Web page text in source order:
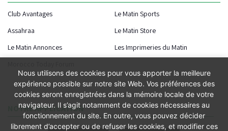
Club Avantages
Le Matin Sports
Assahraa
Le Matin Store
Le Matin Annonces
Les Imprimeries du Matin
NOTRE APPLICATION
Nous utilisons des cookies pour vous apporter la meilleure
expérience possible sur notre site Web. Vos préférences des
cookies seront enregistrées dans la mémoire locale de votre
navigateur. Il s’agit notamment de cookies nécessaires au
fonctionnement du site. En outre, vous pouvez décider
librement d’accepter ou de refuser les cookies, et modifier ces